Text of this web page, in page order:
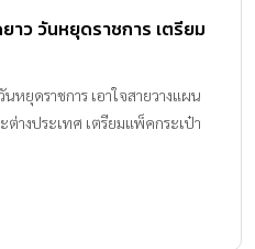
ว วันหยุดราชการ เตรียม
ยุดราชการ เอาใจสายวางแผน
างประเทศ เตรียมแพ็คกระเป๋า